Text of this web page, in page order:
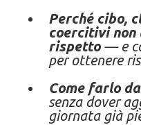
Perché cibo,
coercitivi non
rispetto— e
per ottenere
Come farlo
senza dover
giornata già